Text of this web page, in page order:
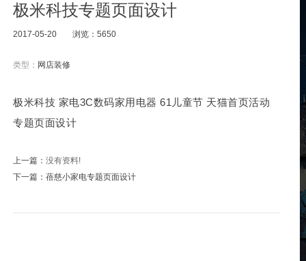
极米科技专题页面设计
2017-05-20 浏览： 5650
类型： 网店装修
极米科技 家电3C数码家用电器 61儿童节 天猫首页活动
专题页面设计
上一篇： 没有资料!
下一篇： 蓓慈小家电专题页面设计